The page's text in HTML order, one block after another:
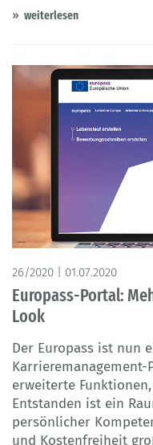
weiterlesen
©Europass-Portal /
26/2020 | 01.07.2020
Europass-Portal:
Look
Der Europass ist nun
erweiterte
Entstanden ist ein
persönlicher
und Kostenfreiheit